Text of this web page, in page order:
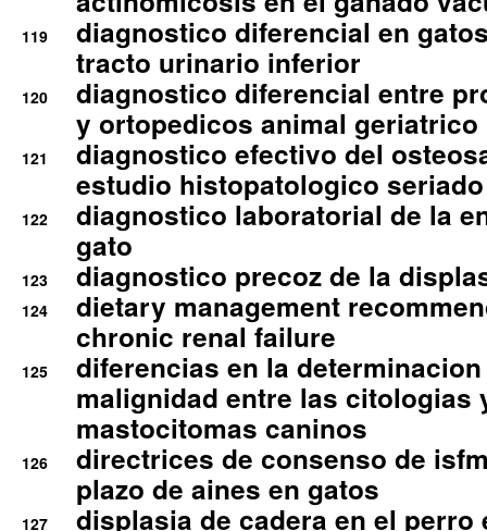
119
diagnostico diferencial en
tracto urinario inferior
120
diagnostico diferencial entre
y ortopedicos animal geriatrico
121
diagnostico efectivo del
estudio histopatologico seriado
122
diagnostico laboratorial de la
gato
123 diagnostico precoz de la
124
dietary management
chronic renal failure
125
diferencias en la
malignidad entre las citologias
mastocitomas caninos
126
directrices de consenso de
plazo de aines en gatos
127 displasia de cadera en el perro